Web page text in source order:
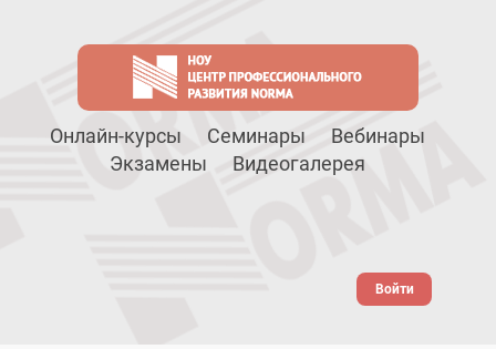
Онлайн-курсы Семинары
Вебинары
Экзамены
Видеогалерея
Войти